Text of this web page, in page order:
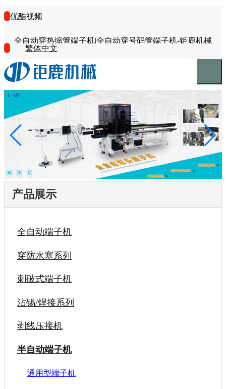
优酷视频
全自动穿热缩管端子机|全自动穿号码管端子机-钜鹿机械
繁体中文
产品展示
全自动端子机
穿防水塞系列
刺破式端子机
沾锡/焊接系列
剥线压接机
半自动端子机
通用型端子机